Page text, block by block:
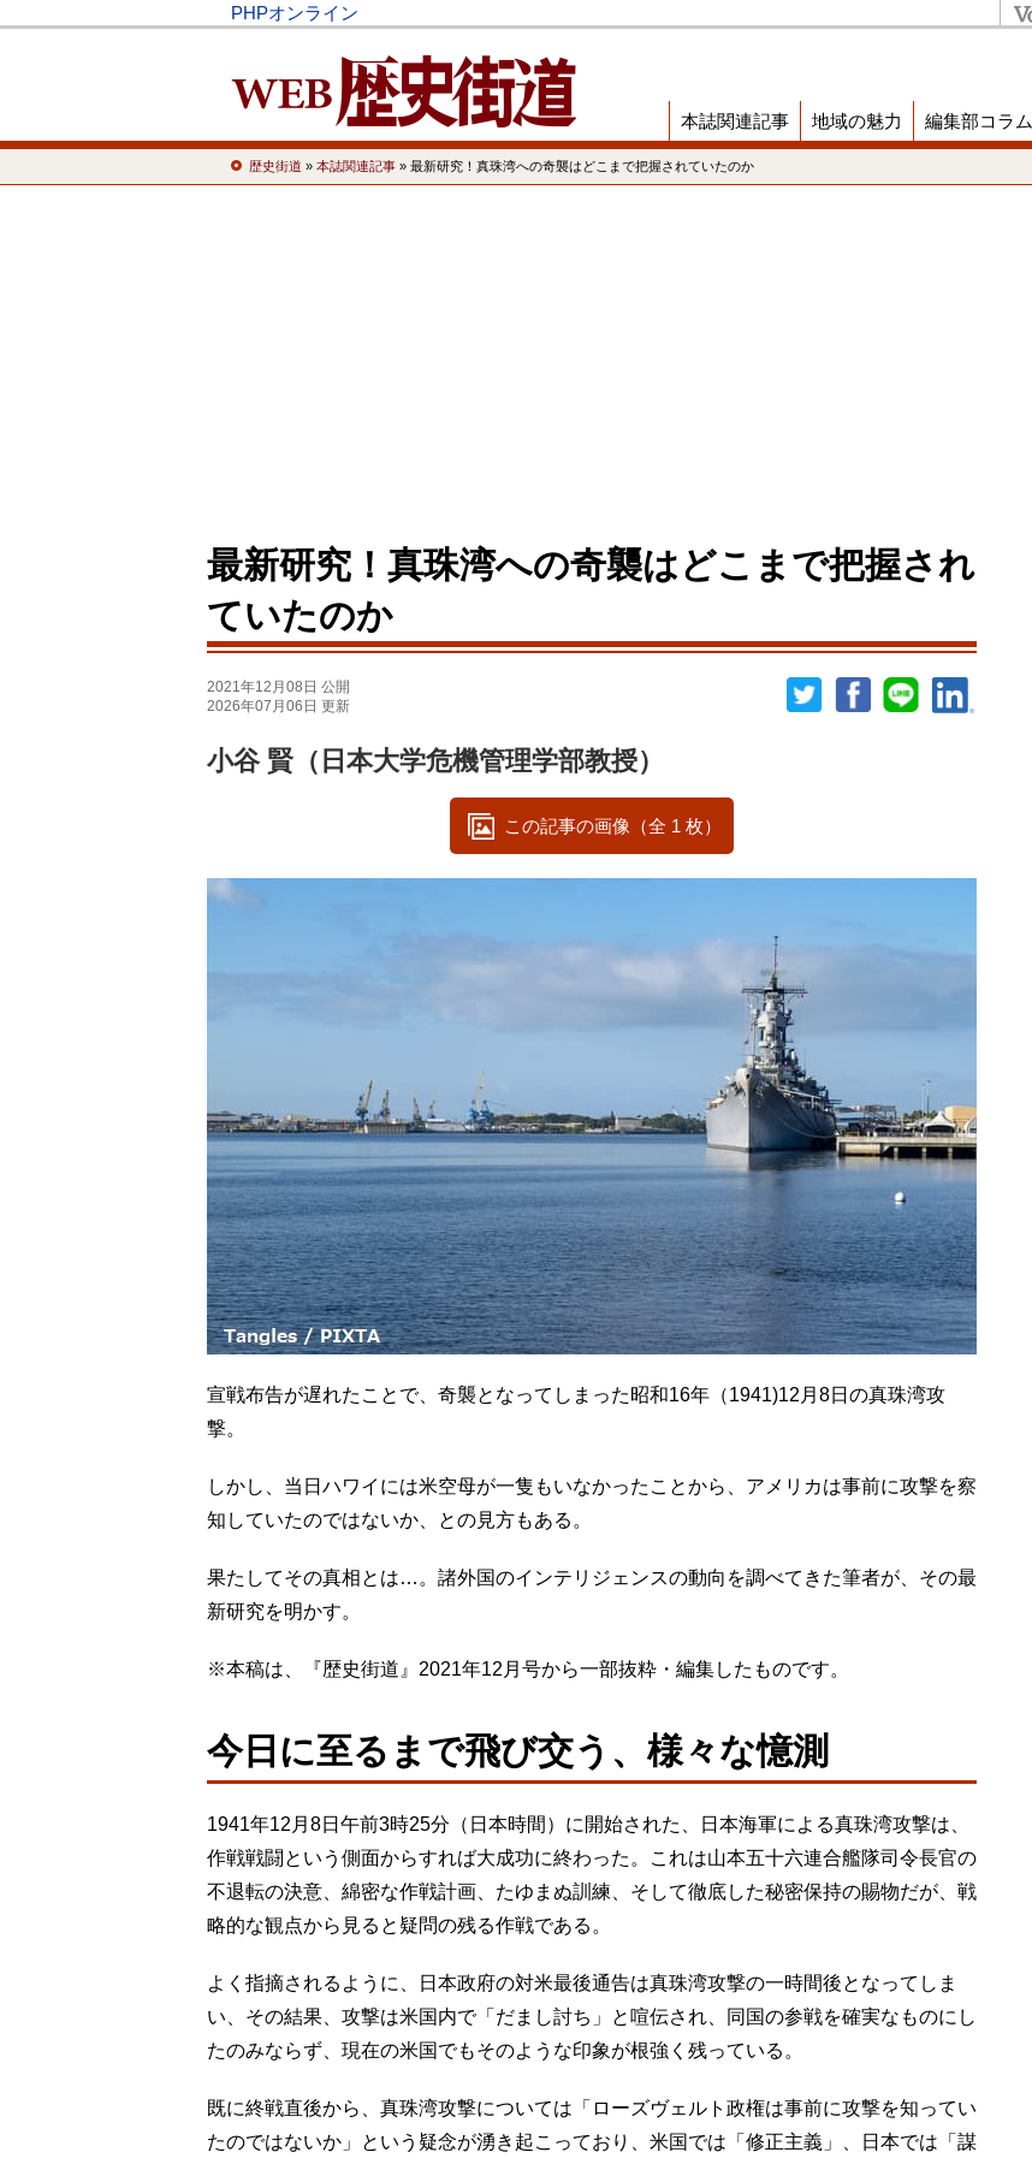
PHPオンライン
本誌関連記事 地域の魅力 編集部コラム
歴史街道 » 本誌関連記事 » 最新研究！真珠湾への奇襲はどこまで把握されていたのか
最新研究！真珠湾への奇襲はどこまで把握され
ていたのか
2021年12月08日 公開
2026年07月06日 更新
小谷 賢（日本大学危機管理学部教授）
この記事の画像（全 1 枚）
宣戦布告が遅れたことで、奇襲となってしまった昭和16年（1941)12月8日の真珠湾攻
撃。
しかし、当日ハワイには米空母が一隻もいなかったことから、アメリカは事前に攻撃を察
知していたのではないか、との見方もある。
果たしてその真相とは…。諸外国のインテリジェンスの動向を調べてきた筆者が、その最
新研究を明かす。
※本稿は、『歴史街道』2021年12月号から一部抜粋・編集したものです。
今日に至るまで飛び交う、様々な憶測
1941年12月8日午前3時25分（日本時間）に開始された、日本海軍による真珠湾攻撃は、
作戦戦闘という側面からすれば大成功に終わった。これは山本五十六連合艦隊司令長官の
不退転の決意、綿密な作戦計画、たゆまぬ訓練、そして徹底した秘密保持の賜物だが、戦
略的な観点から見ると疑問の残る作戦である。
よく指摘されるように、日本政府の対米最後通告は真珠湾攻撃の一時間後となってしま
い、その結果、攻撃は米国内で「だまし討ち」と喧伝され、同国の参戦を確実なものにし
たのみならず、現在の米国でもそのような印象が根強く残っている。
既に終戦直後から、真珠湾攻撃については「ローズヴェルト政権は事前に攻撃を知ってい
たのではないか」という疑念が湧き起こっており、米国では「修正主義」、日本では「謀